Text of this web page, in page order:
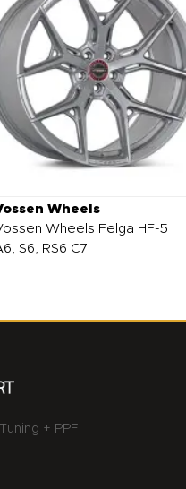
Wheels
Wheels Felga HF-5
S6, RS6 C7
+ PPF